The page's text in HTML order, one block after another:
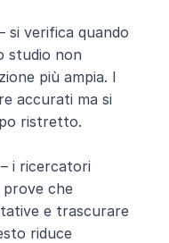
si verifica quando
studio non
più ampia. I
accurati ma si
ristretto.
– i ricercatori
che
e trascurare
riduce